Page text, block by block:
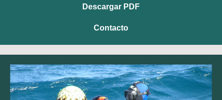
Descargar PDF
Contacto